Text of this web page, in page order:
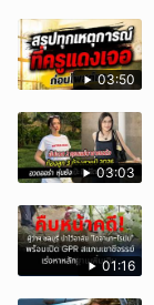
03:50
03:03
01:16